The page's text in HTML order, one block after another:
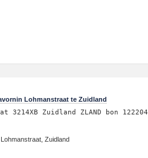
Lohmanstraat te Zuidland
3214XB Zuidland ZLAND bon 122204
Zuidland